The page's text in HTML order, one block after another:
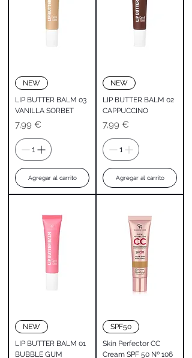
NEW
LIP BUTTER BALM 03
VANILLA SORBET
Precio
7,99 €
Agregar al carrito
NEW
LIP BUTTER BALM 02
CAPPUCCINO
Precio
7,99 €
Agregar al carrito
NEW
LIP BUTTER BALM 01
BUBBLE GUM
SPF50
Skin Perfector CC
Cream SPF 50 Nº 106